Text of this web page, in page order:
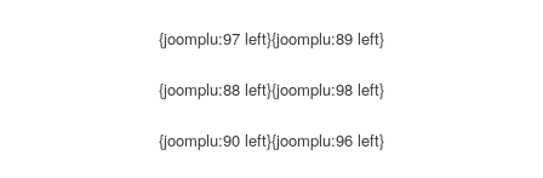
{joomplu:97 left}{joomplu:89 left}
{joomplu:88 left}{joomplu:98 left}
{joomplu:90 left}{joomplu:96 left}